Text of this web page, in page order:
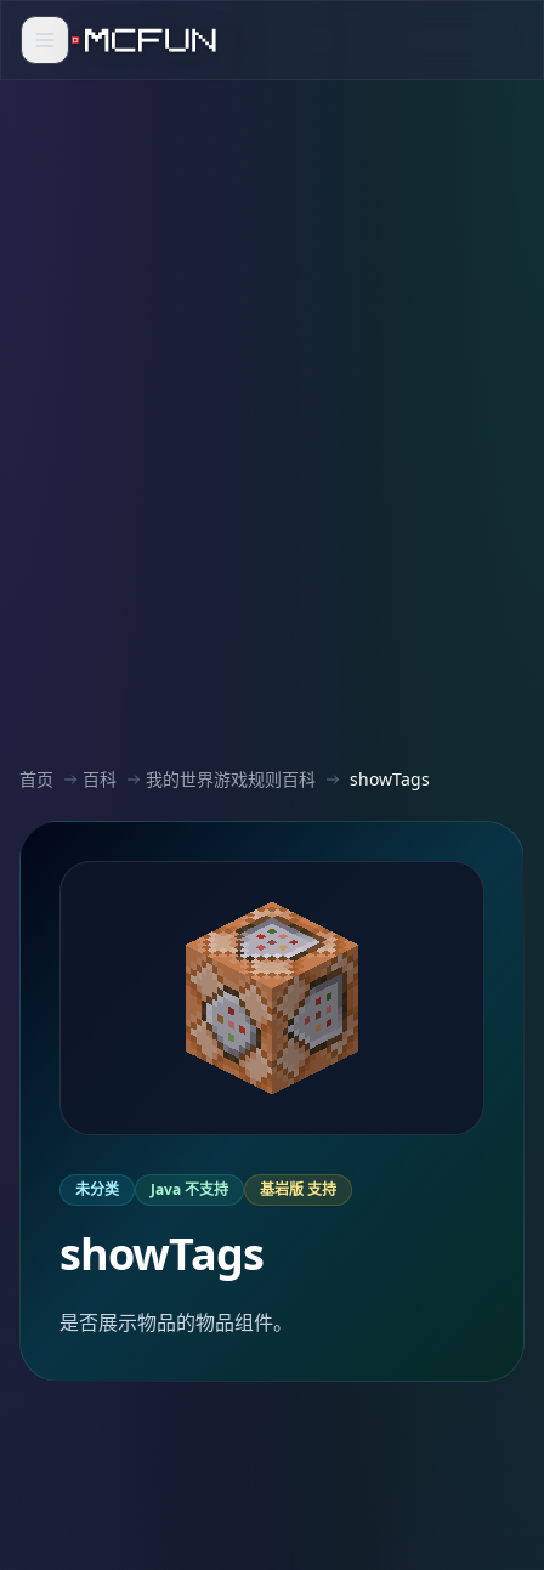
首页 百科 我的世界游戏规则百科 showTags
未分类 Java 不支持 基岩版 支持
showTags
是否展示物品的物品组件。